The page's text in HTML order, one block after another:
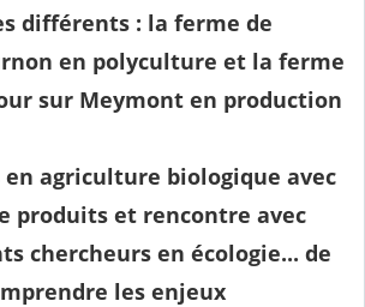
différents : la ferme de
en polyculture et la ferme
sur Meymont en production
en agriculture biologique avec
produits et rencontre avec
chercheurs en écologie... de
les enjeux